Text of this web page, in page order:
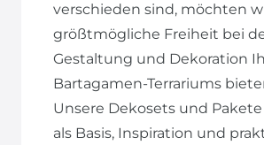
verschieden sind, möchten
größtmögliche Freiheit bei
Gestaltung und Dekoration
Bartagamen-Terrariums
Unsere Dekosets und
als Basis, Inspiration und